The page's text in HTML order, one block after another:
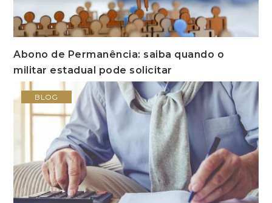
Abono de Permanência: saiba quando o
militar estadual pode solicitar
BLOG